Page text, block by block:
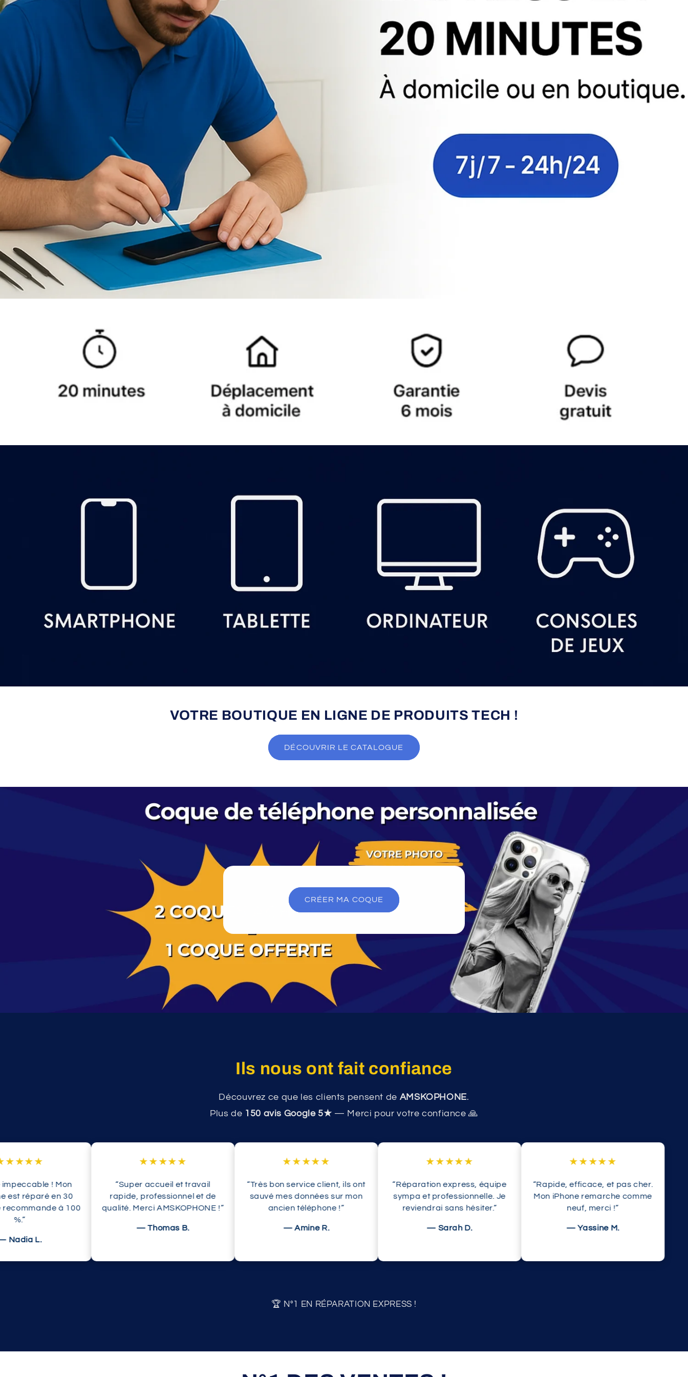
VOTRE BOUTIQUE EN LIGNE DE PRODUITS TECH !
DÉCOUVRIR LE CATALOGUE
CRÉER MA COQUE
Ils nous ont fait confiance
Découvrez ce que les clients pensent de AMSKOPHONE.
Plus de 150 avis Google 5★ — Merci pour votre confiance 🙏
! Mon
réparé en 30
à 100
L.
★★★★★
“Super accueil et travail
rapide, professionnel et de
qualité. Merci AMSKOPHONE !”
— Thomas B.
★★★★★
“Très bon service client, ils ont
sauvé mes données sur mon
ancien téléphone !”
— Amine R.
★★★★★
“Réparation express, équipe
sympa et professionnelle. Je
reviendrai sans hésiter.”
— Sarah D.
★★★★★
“Rapide, efficace, et pas cher.
Mon iPhone remarche comme
neuf, merci !”
— Yassine M.
🏆 N°1 EN RÉPARATION EXPRESS !